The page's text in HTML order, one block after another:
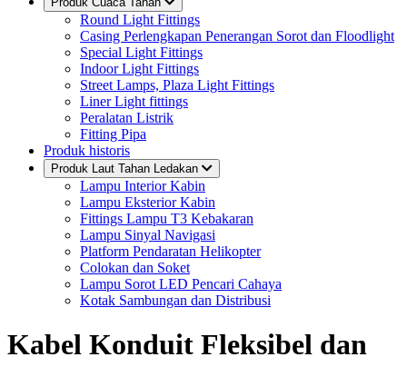
Round Light Fittings
Casing Perlengkapan Penerangan Sorot dan Floodlight
Special Light Fittings
Indoor Light Fittings
Street Lamps, Plaza Light Fittings
Liner Light fittings
Peralatan Listrik
Fitting Pipa
Produk historis
Produk Laut Tahan Ledakan
Lampu Interior Kabin
Lampu Eksterior Kabin
Fittings Lampu T3 Kebakaran
Lampu Sinyal Navigasi
Platform Pendaratan Helikopter
Colokan dan Soket
Lampu Sorot LED Pencari Cahaya
Kotak Sambungan dan Distribusi
Kabel Konduit Fleksibel dan